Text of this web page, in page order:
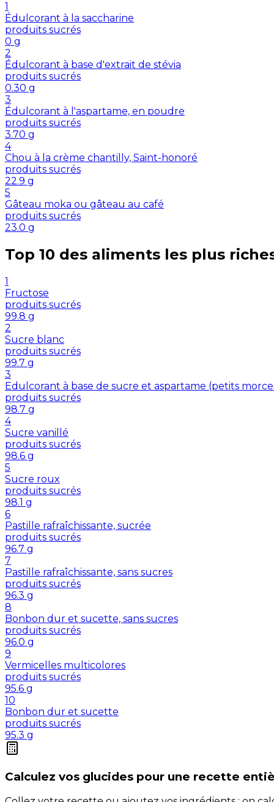
1
Édulcorant à la saccharine
produits sucrés
0 g
2
Édulcorant à base d'extrait de stévia
produits sucrés
0.30 g
3
Édulcorant à l'aspartame, en poudre
produits sucrés
3.70 g
4
Chou à la crème chantilly, Saint-honoré
produits sucrés
22.9 g
5
Gâteau moka ou gâteau au café
produits sucrés
23.0 g
Top 10 des aliments les plus
1
Fructose
produits sucrés
99.8 g
2
Sucre blanc
produits sucrés
99.7 g
3
Edulcorant à base de sucre et aspartame (petits
produits sucrés
98.7 g
4
Sucre vanillé
produits sucrés
98.6 g
5
Sucre roux
produits sucrés
98.1 g
6
Pastille rafraîchissante, sucrée
produits sucrés
96.7 g
7
Pastille rafraîchissante, sans sucres
produits sucrés
96.3 g
8
Bonbon dur et sucette, sans sucres
produits sucrés
96.0 g
9
Vermicelles multicolores
produits sucrés
95.6 g
10
Bonbon dur et sucette
produits sucrés
95.3 g
Calculez vos glucides pour une recette